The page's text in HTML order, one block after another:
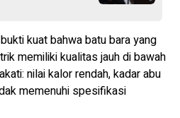
kuat bahwa batu bara yang
memiliki kualitas jauh di bawah
nilai kalor rendah, kadar abu
memenuhi spesifikasi